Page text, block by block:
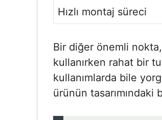
Hızlı montaj süreci
Bir diğer önemli nokta,
kullanırken rahat bir
kullanımlarda bile
ürünün tasarımındaki